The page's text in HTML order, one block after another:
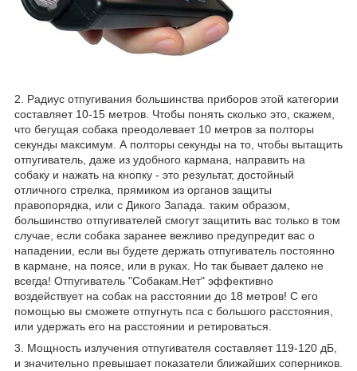
2. Радиус отпугивания большинства приборов этой категории
составляет 10-15 метров. Чтобы понять сколько это, скажем,
что бегущая собака преодолевает 10 метров за полторы
секунды максимум. А полторы секунды на то, чтобы вытащить
отпугиватель, даже из удобного кармана, направить на
собаку и нажать на кнопку - это результат, достойный
отличного стрелка, прямиком из органов защиты
правопорядка, или с Дикого Запада. таким образом,
большинство отпугивателей смогут защитить вас только в том
случае, если собака заранее вежливо предупредит вас о
нападении, если вы будете держать отпугиватель постоянно
в кармане, на поясе, или в руках. Но так бывает далеко не
всегда! Отпугиватель "Собакам.Нет" эффективно
воздействует на собак на расстоянии до 18 метров! С его
помощью вы сможете отпугнуть пса с большого расстояния,
или удержать его на расстоянии и ретироваться.
3. Мощность излучения отпугивателя составляет 119-120 дБ,
и значительно превышает показатели ближайших соперников.